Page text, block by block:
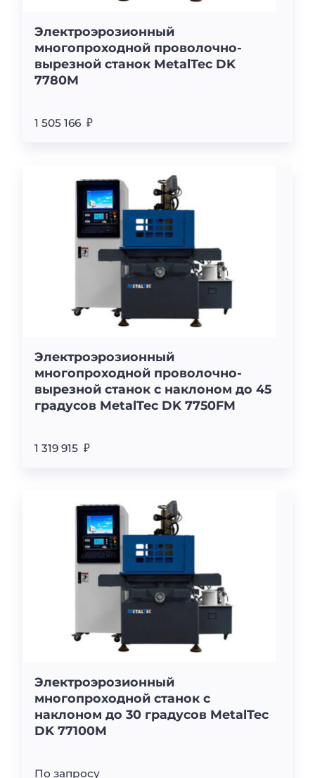
Электроэрозионный
многопроходной проволочно-
вырезной станок MetalTec DK
7780М
1 505 166 ₽
Электроэрозионный
многопроходной проволочно-
вырезной станок с наклоном до 45
градусов MetalTec DK 7750FM
1 319 915 ₽
Электроэрозионный
многопроходной станок с
наклоном до 30 градусов MetalTec
DK 77100M
По запросу